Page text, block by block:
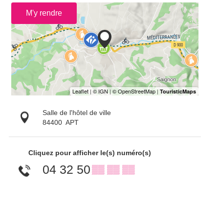
M'y rendre
Salle de l'hôtel de ville
84400 APT
Cliquez pour afficher le(s) numéro(s)
04 32 50 ▒▒ ▒▒ ▒▒